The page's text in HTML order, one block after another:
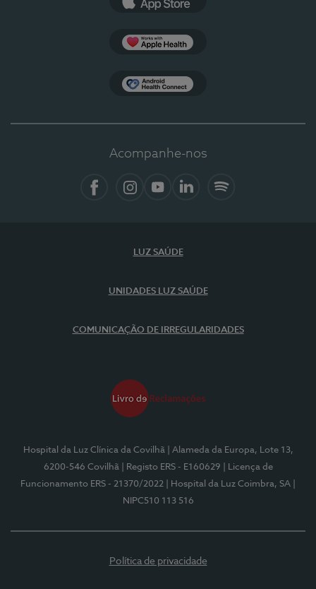
Acompanhe-nos
LUZ SAÚDE
UNIDADES LUZ SAÚDE
COMUNICAÇÃO DE IRREGULARIDADES
Hospital da Luz Clínica da Covilhã
| Alameda da Europa, Lote 13,
6200-546 Covilhã
| Registo ERS - E160629
| Licença de
Funcionamento ERS - 21370/2022
| Hospital da Luz Coimbra, SA
NIPC510 113 516
Política de privacidade